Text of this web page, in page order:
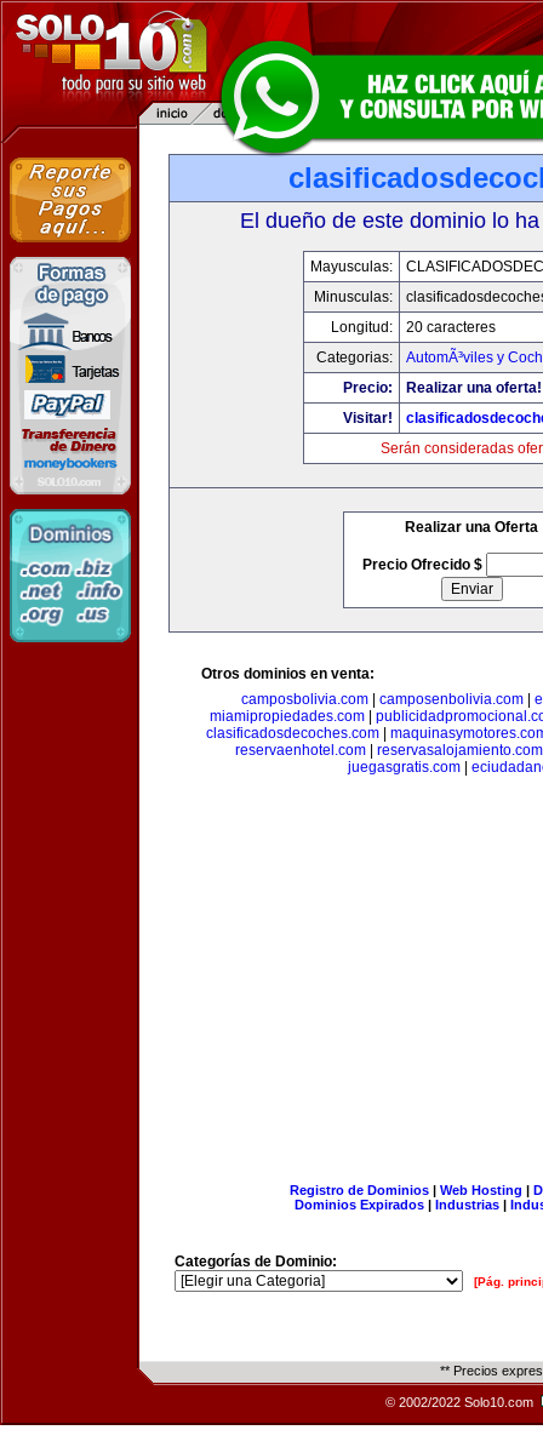
El dueño de este dominio lo
Mayusculas:
Minusculas:
Longitud:
20 caracteres
Categorias:
AutomÃ³viles y
Precio:
Realizar una oferta!
Visitar!
Serán consideradas
Realizar una Oferta
Precio Ofrecido $
Otros dominios en venta:
camposbolivia.com| camposenbolivia.com|
miamipropiedades.com
clasificadosdecoches.com
reservaenhotel.com| reservasalojamiento.com
juegasgratis.com|
Registro de Dominios| Web Hosting |
Dominios Expirados | Industrias |
Categorías de Dominio:
[Pág.
** Precios
© 2002/2022 Solo10.com